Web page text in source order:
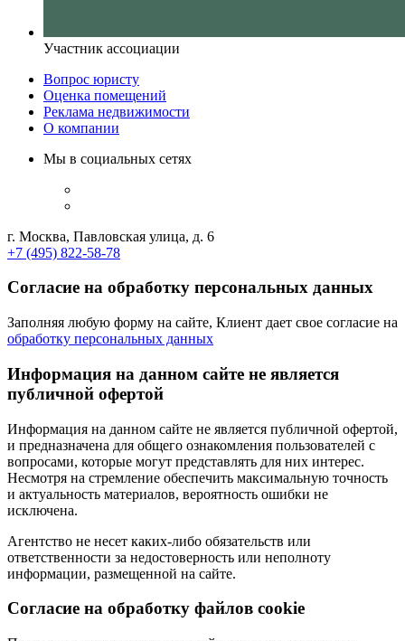
Участник ассоциации
Вопрос юристу
Оценка помещений
Реклама недвижимости
О компании
Мы в социальных сетях
г. Москва, Павловская улица, д. 6
+7 (495) 822-58-78
Согласие на обработку персональных данных
Заполняя любую форму на сайте, Клиент дает свое согласие на
обработку персональных данных
Информация на данном сайте не является
публичной офертой
Информация на данном сайте не является публичной офертой,
и предназначена для общего ознакомления пользователей с
вопросами, которые могут представлять для них интерес.
Несмотря на стремление обеспечить максимальную точность
и актуальность материалов, вероятность ошибки не
исключена.
Агентство не несет каких-либо обязательств или
ответственности за недостоверность или неполноту
информации, размещенной на сайте.
Cогласие на обработку файлов cookie